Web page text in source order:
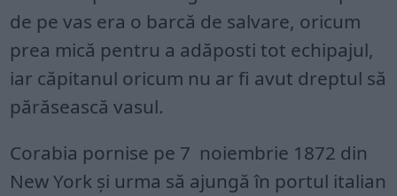
de pe vas era o barcă de salvare, oricum
prea mică pentru a adăposti tot echipajul,
iar căpitanul oricum nu ar fi avut dreptul să
părăsească vasul.
Corabia pornise pe 7 noiembrie 1872 din
New York și urma să ajungă în portul italian